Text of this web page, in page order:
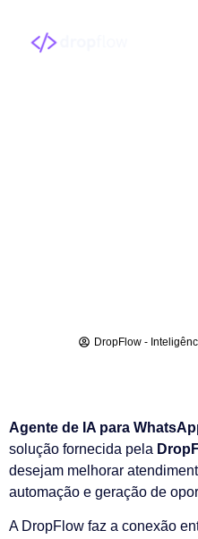
DropFlow -
Agente de IA para
solução fornecida pela
desejam melhorar
automação e geração de
A DropFlow faz a conexão